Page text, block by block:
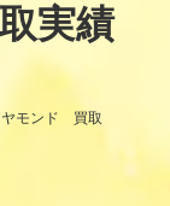
実績
モンド 買取